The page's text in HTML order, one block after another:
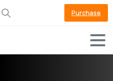
Purchase